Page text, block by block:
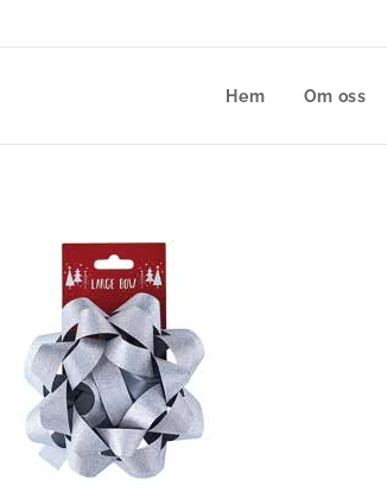
Hem Om oss